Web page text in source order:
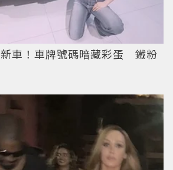
車！車牌號碼暗藏彩蛋 鐵粉